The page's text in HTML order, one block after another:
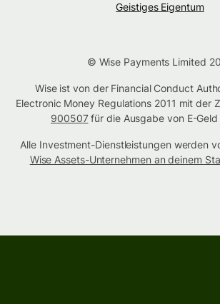
Geistiges Eigentum
© Wise Payments Limited
Wise ist von der Financial Conduct
Electronic Money Regulations 2011 mit der
900507für die Ausgabe von E-Geld
Alle Investment-Dienstleistungen werden
Wise Assets-Unternehmen an deinem